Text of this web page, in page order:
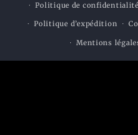
Politique de confidentialité
Politique d’expédition
Mentions